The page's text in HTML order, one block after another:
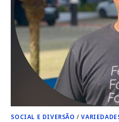
*EX-
DE
E
JOÃO
A
DE
DA
SOCIAL E DIVERSÃO /